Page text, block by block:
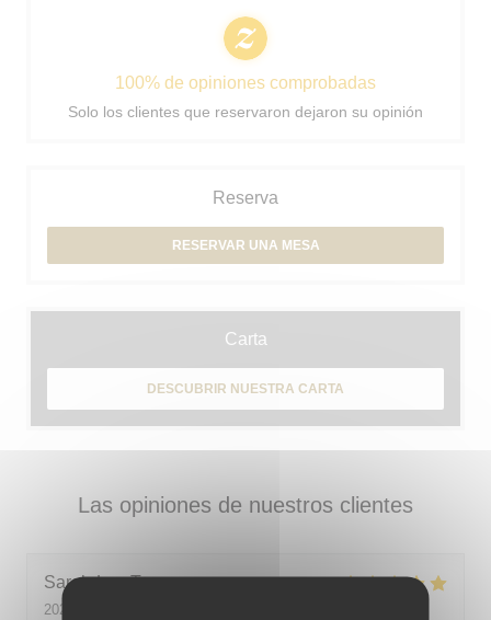
Las opiniones de nuestros clientes
Sarah-Lou T
2026-08-03
100% de opiniones comprobadas
Solo los clientes que reservaron dejaron su opinión
Reserva
RESERVAR UNA MESA
Carta
DESCUBRIR NUESTRA CARTA